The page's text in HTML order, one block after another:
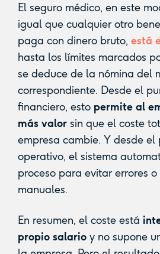
El seguro médico, en este
igual que cualquier otro
paga con dinero bruto, está
hasta los límites marcados
se deduce de la nómina del
correspondiente. Desde el
financiero, esto permite al
más valorsin que el coste
empresa cambie. Y desde el
operativo, el sistema
proceso para evitar errores o
manuales.
En resumen, el coste está
propio salarioy no supone